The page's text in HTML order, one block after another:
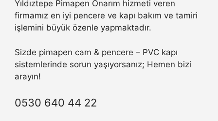
Yıldıztepe Pimapen Onarım hizmeti veren
firmamız en iyi pencere ve kapı bakım ve tamiri
işlemini büyük özenle yapmaktadır.
Sizde pimapen cam & pencere – PVC kapı
sistemlerinde sorun yaşıyorsanız; Hemen bizi
arayın!
0530 640 44 22